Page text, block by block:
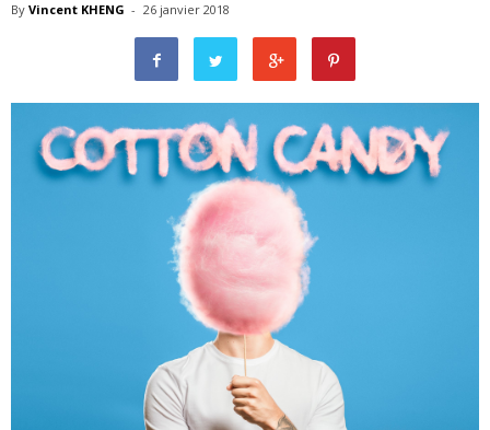
By Vincent KHENG - 26 janvier 2018